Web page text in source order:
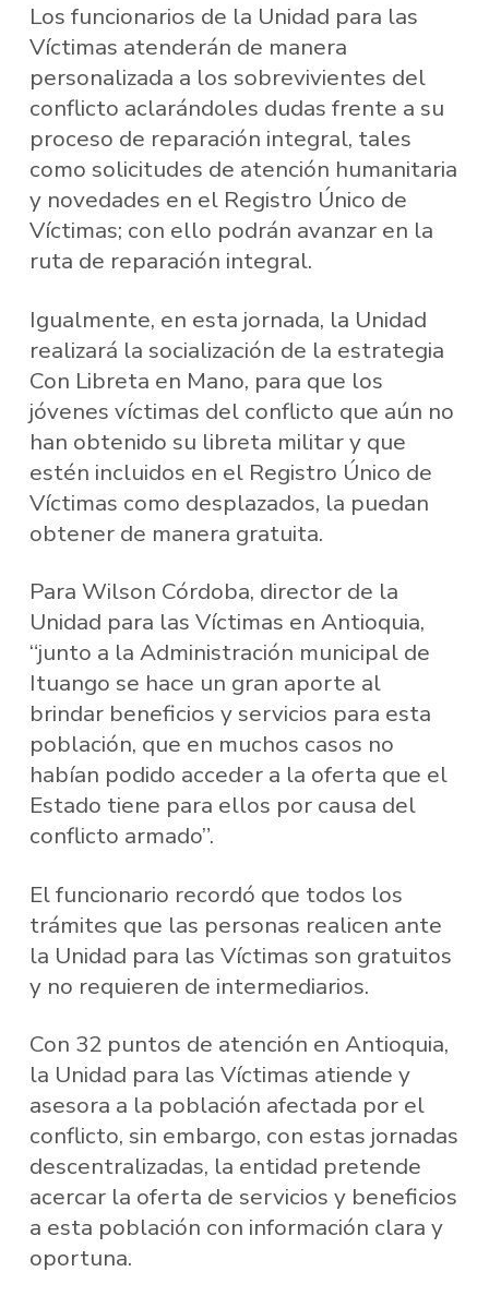
Los funcionarios de la Unidad para las
Víctimas atenderán de manera
personalizada a los sobrevivientes del
conflicto aclarándoles dudas frente a su
proceso de reparación integral, tales
como solicitudes de atención humanitaria
y novedades en el Registro Único de
Víctimas; con ello podrán avanzar en la
ruta de reparación integral.
Igualmente, en esta jornada, la Unidad
realizará la socialización de la estrategia
Con Libreta en Mano, para que los
jóvenes víctimas del conflicto que aún no
han obtenido su libreta militar y que
estén incluidos en el Registro Único de
Víctimas como desplazados, la puedan
obtener de manera gratuita.
Para Wilson Córdoba, director de la
Unidad para las Víctimas en Antioquia,
“junto a la Administración municipal de
Ituango se hace un gran aporte al
brindar beneficios y servicios para esta
población, que en muchos casos no
habían podido acceder a la oferta que el
Estado tiene para ellos por causa del
conflicto armado”.
El funcionario recordó que todos los
trámites que las personas realicen ante
la Unidad para las Víctimas son gratuitos
y no requieren de intermediarios.
Con 32 puntos de atención en Antioquia,
la Unidad para las Víctimas atiende y
asesora a la población afectada por el
conflicto, sin embargo, con estas jornadas
descentralizadas, la entidad pretende
acercar la oferta de servicios y beneficios
a esta población con información clara y
oportuna.